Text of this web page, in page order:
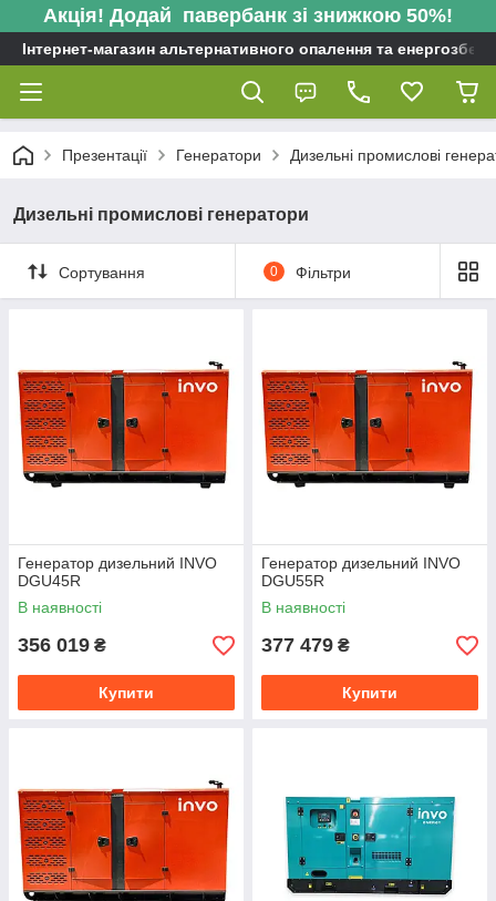
Акція! Додай павербанк зі знижкою 50%!
Інтернет-магазин альтернативного опалення та
Презентації Генератори Дизельні промислові
Дизельні промислові генератори
Сортування 0 Фільтри
Генератор дизельний INVO
DGU45R
В наявності
356 019 ₴
Купити
Генератор дизельний INVO
DGU55R
В наявності
377 479 ₴
Купити